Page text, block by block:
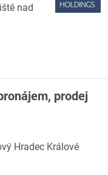
nad
prodej
Hradec Králové